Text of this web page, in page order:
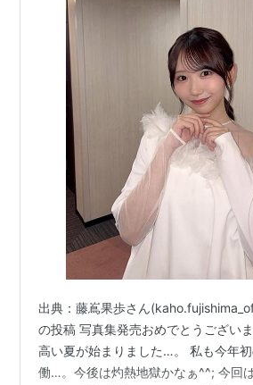
出典：藤嶌果歩さん
の投稿 写真集発売おめでとうござい
高い夏が始まりました…。 私も今年
働…。今後は灼熱地獄かなぁ^^; 今回